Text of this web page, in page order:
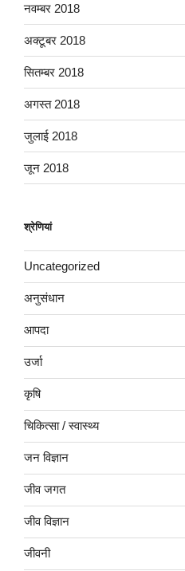
नवम्बर 2018
अक्टूबर 2018
सितम्बर 2018
अगस्त 2018
जुलाई 2018
जून 2018
श्रेणियां
Uncategorized
अनुसंधान
आपदा
उर्जा
कृषि
चिकित्सा / स्वास्थ्य
जन विज्ञान
जीव जगत
जीव विज्ञान
जीवनी